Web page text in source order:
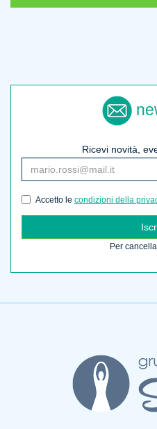
Ricevi novità,
Accetto le condizioni della
Per